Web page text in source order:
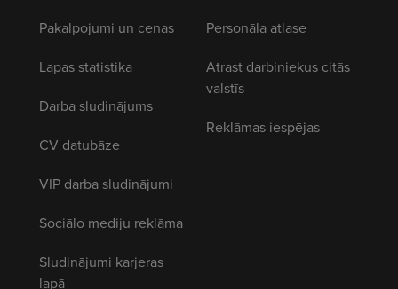
Pakalpojumi un cenas
Lapas statistika
Darba sludinājums
CV datubāze
VIP darba sludinājumi
Sociālo mediju reklāma
Sludinājumi karjeras
lapā
Personāla atlase
Atrast darbiniekus citās
valstīs
Reklāmas iespējas